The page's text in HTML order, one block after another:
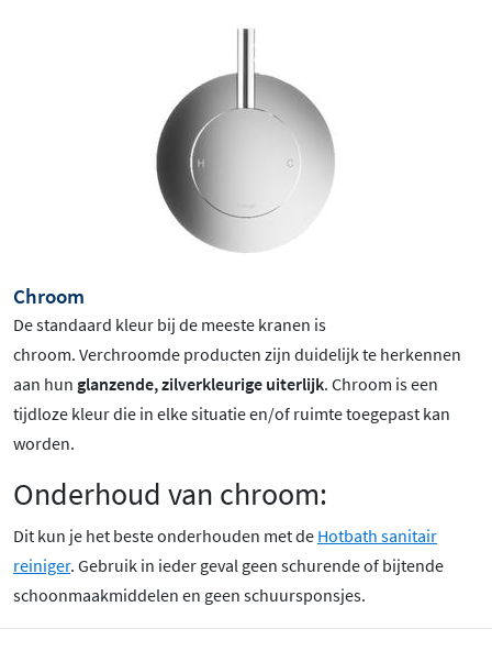
Chroom
De standaard kleur bij de meeste kranen is
chroom. Verchroomde producten zijn duidelijk te herkennen
aan hun glanzende, zilverkleurige uiterlijk. Chroom is een
tijdloze kleur die in elke situatie en/of ruimte toegepast kan
worden.
Onderhoud van chroom:
Dit kun je het beste onderhouden met de Hotbath sanitair
reiniger. Gebruik in ieder geval geen schurende of bijtende
schoonmaakmiddelen en geen schuursponsjes.